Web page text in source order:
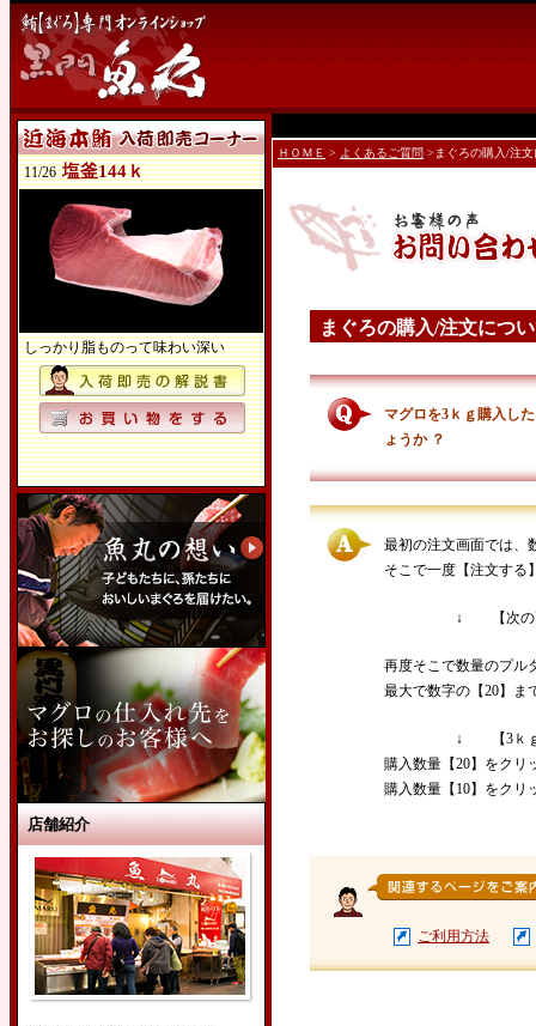
11/26 塩釜144ｋ
しっかり脂ものって味わい深い
店舗紹介
ＨＯＭＥ > よくあるご質問 >まぐろの購入/注
まぐろの購入/注文につ
マグロを3ｋｇ購入し
ょうか ？
最初の注文画面では、
そこで一度【注文する
↓ 【次の画
再度そこで数量のプル
最大で数字の【20】ま
↓ 【3ｋｇ
購入数量【20】をクリ
購入数量【10】をクリ
ご利用方法